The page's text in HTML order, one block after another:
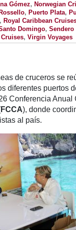
Gómez, Norwegian
, Puerto Plata,
, Royal Caribbean
Domingo, Sendero
Cruises, Virgin Voyages
de cruceros se
diferentes puertos
Conferencia Anual
FCCA), donde
al país.